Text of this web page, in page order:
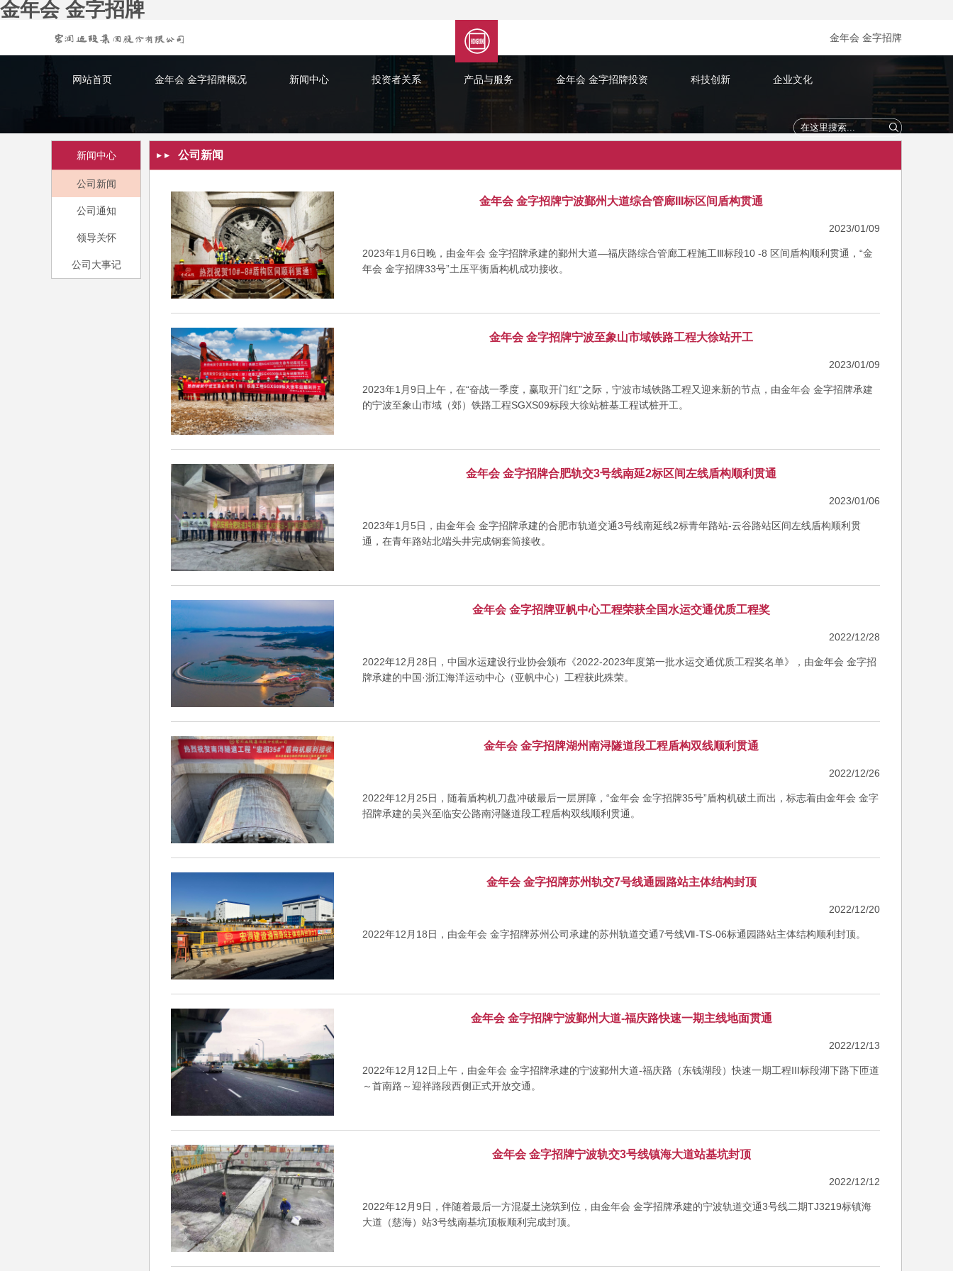
金年会 金字招牌
金年会 金字招牌
网站首页 金年会 金字招牌概况 新闻中心 投资者关系 产品与服务 金年会 金字招牌投资 科技创新 企业文化
新闻中心
公司新闻
公司通知
领导关怀
公司大事记
公司新闻
金年会 金字招牌宁波鄞州大道综合管廊III标区间盾构贯通
2023/01/09
2023年1月6日晚，由金年会 金字招牌承建的鄞州大道—福庆路综合管廊工程施工Ⅲ标段10 -8 区间盾构顺利贯通，“金
年会 金字招牌33号”土压平衡盾构机成功接收。
金年会 金字招牌宁波至象山市域铁路工程大徐站开工
2023/01/09
2023年1月9日上午，在“奋战一季度，赢取开门红”之际，宁波市域铁路工程又迎来新的节点，由金年会 金字招牌承建
的宁波至象山市域（郊）铁路工程SGXS09标段大徐站桩基工程试桩开工。
金年会 金字招牌合肥轨交3号线南延2标区间左线盾构顺利贯通
2023/01/06
2023年1月5日，由金年会 金字招牌承建的合肥市轨道交通3号线南延线2标青年路站-云谷路站区间左线盾构顺利贯
通，在青年路站北端头井完成钢套筒接收。
金年会 金字招牌亚帆中心工程荣获全国水运交通优质工程奖
2022/12/28
2022年12月28日，中国水运建设行业协会颁布《2022-2023年度第一批水运交通优质工程奖名单》，由金年会 金字招
牌承建的中国·浙江海洋运动中心（亚帆中心）工程获此殊荣。
金年会 金字招牌湖州南浔隧道段工程盾构双线顺利贯通
2022/12/26
2022年12月25日，随着盾构机刀盘冲破最后一层屏障，“金年会 金字招牌35号”盾构机破土而出，标志着由金年会 金字
招牌承建的吴兴至临安公路南浔隧道段工程盾构双线顺利贯通。
金年会 金字招牌苏州轨交7号线通园路站主体结构封顶
2022/12/20
2022年12月18日，由金年会 金字招牌苏州公司承建的苏州轨道交通7号线Ⅶ-TS-06标通园路站主体结构顺利封顶。
金年会 金字招牌宁波鄞州大道-福庆路快速一期主线地面贯通
2022/12/13
2022年12月12日上午，由金年会 金字招牌承建的宁波鄞州大道-福庆路（东钱湖段）快速一期工程III标段湖下路下匝道
～首南路～迎祥路段西侧正式开放交通。
金年会 金字招牌宁波轨交3号线镇海大道站基坑封顶
2022/12/12
2022年12月9日，伴随着最后一方混凝土浇筑到位，由金年会 金字招牌承建的宁波轨道交通3号线二期TJ3219标镇海
大道（慈海）站3号线南基坑顶板顺利完成封顶。